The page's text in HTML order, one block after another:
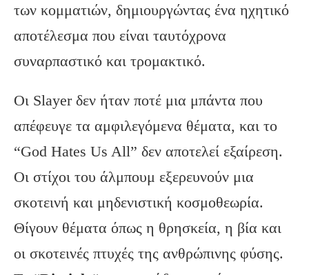
των κομματιών, δημιουργώντας ένα ηχητικό
αποτέλεσμα που είναι ταυτόχρονα
συναρπαστικό και τρομακτικό.
Οι Slayer δεν ήταν ποτέ μια μπάντα που
απέφευγε τα αμφιλεγόμενα θέματα, και το
“God Hates Us All” δεν αποτελεί εξαίρεση.
Οι στίχοι του άλμπουμ εξερευνούν μια
σκοτεινή και μηδενιστική κοσμοθεωρία.
Θίγουν θέματα όπως η θρησκεία, η βία και
οι σκοτεινές πτυχές της ανθρώπινης φύσης.